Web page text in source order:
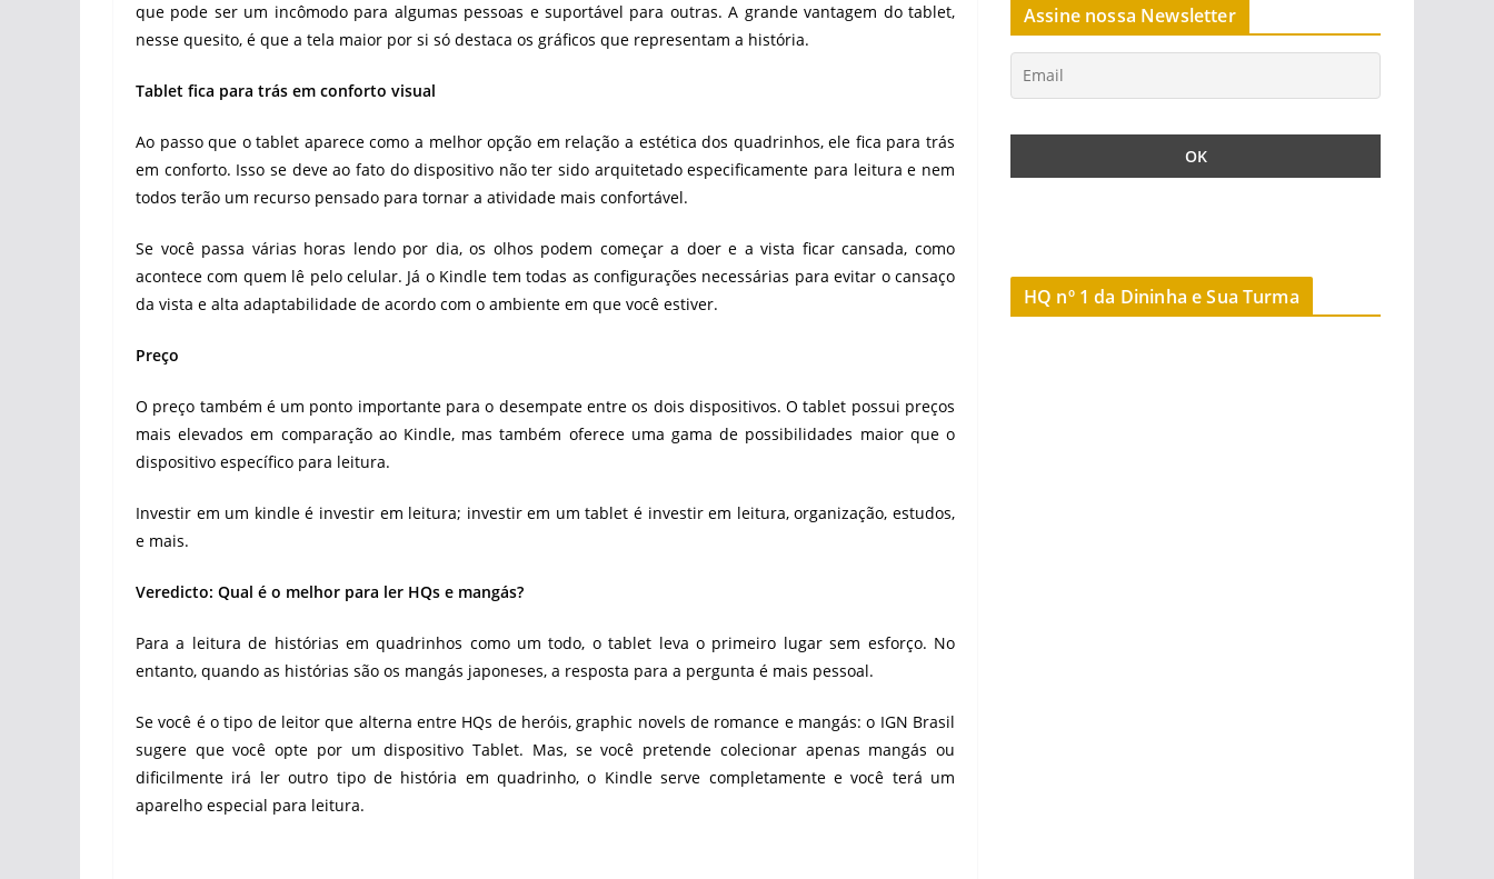
que pode ser um incômodo para algumas pessoas e suportável para outras. A grande vantagem do tablet,
nesse quesito, é que a tela maior por si só destaca os gráficos que representam a história.
Tablet fica para trás em conforto visual
Ao passo que o tablet aparece como a melhor opção em relação a estética dos quadrinhos, ele fica para trás
em conforto. Isso se deve ao fato do dispositivo não ter sido arquitetado especificamente para leitura e nem
todos terão um recurso pensado para tornar a atividade mais confortável.
Se você passa várias horas lendo por dia, os olhos podem começar a doer e a vista ficar cansada, como
acontece com quem lê pelo celular. Já o Kindle tem todas as configurações necessárias para evitar o cansaço
da vista e alta adaptabilidade de acordo com o ambiente em que você estiver.
Preço
O preço também é um ponto importante para o desempate entre os dois dispositivos. O tablet possui preços
mais elevados em comparação ao Kindle, mas também oferece uma gama de possibilidades maior que o
dispositivo específico para leitura.
Investir em um kindle é investir em leitura; investir em um tablet é investir em leitura, organização, estudos,
e mais.
Veredicto: Qual é o melhor para ler HQs e mangás?
Para a leitura de histórias em quadrinhos como um todo, o tablet leva o primeiro lugar sem esforço. No
entanto, quando as histórias são os mangás japoneses, a resposta para a pergunta é mais pessoal.
Se você é o tipo de leitor que alterna entre HQs de heróis, graphic novels de romance e mangás: o IGN Brasil
sugere que você opte por um dispositivo Tablet. Mas, se você pretende colecionar apenas mangás ou
dificilmente irá ler outro tipo de história em quadrinho, o Kindle serve completamente e você terá um
aparelho especial para leitura.
Assine nossa Newsletter
HQ nº 1 da Dininha e Sua Turma